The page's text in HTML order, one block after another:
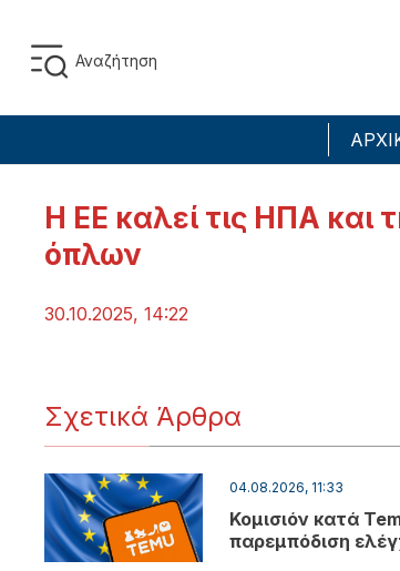
Η ΕΕ καλεί τις ΗΠΑ και
όπλων
30.10.2025, 14:22
Σχετικά Άρθρα
04.08.2026, 11:33
Κομισιόν κατά
παρεμπόδιση